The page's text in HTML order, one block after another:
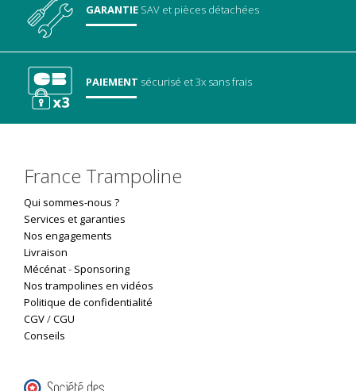
GARANTIE SAV et pièces détachées
PAIEMENT sécurisé et 3x sans frais
France Trampoline
Qui sommes-nous ?
Services et garanties
Nos engagements
Livraison
Mécénat- Sponsoring
Nos trampolines en vidéos
Politique de confidentialité
CGV/CGU
Conseils